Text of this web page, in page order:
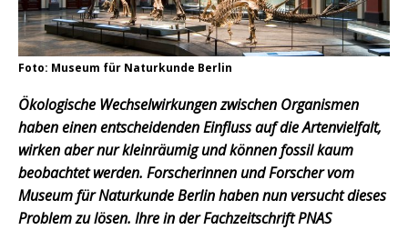
Foto: Museum für Naturkunde Berlin
Ökologische Wechselwirkungen zwischen Organismen
haben einen entscheidenden Einfluss auf die Artenvielfalt,
wirken aber nur kleinräumig und können fossil kaum
beobachtet werden. Forscherinnen und Forscher vom
Museum für Naturkunde Berlin haben nun versucht dieses
Problem zu lösen. Ihre in der Fachzeitschrift PNAS